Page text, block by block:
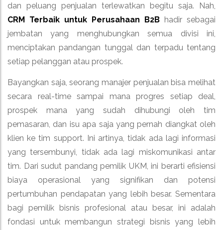
dan peluang penjualan terlewatkan begitu saja. Nah,
CRM Terbaik untuk Perusahaan B2B hadir sebagai
jembatan yang menghubungkan semua divisi ini,
menciptakan pandangan tunggal dan terpadu tentang
setiap pelanggan atau prospek.
Bayangkan saja, seorang manajer penjualan bisa melihat
secara real-time sampai mana progres setiap deal,
prospek mana yang sudah dihubungi oleh tim
pemasaran, dan isu apa saja yang pernah diangkat oleh
klien ke tim support. Ini artinya, tidak ada lagi informasi
yang tersembunyi, tidak ada lagi miskomunikasi antar
tim. Dari sudut pandang pemilik UKM, ini berarti efisiensi
biaya operasional yang signifikan dan potensi
pertumbuhan pendapatan yang lebih besar. Sementara
bagi pemilik bisnis profesional atau besar, ini adalah
fondasi untuk membangun strategi bisnis yang lebih